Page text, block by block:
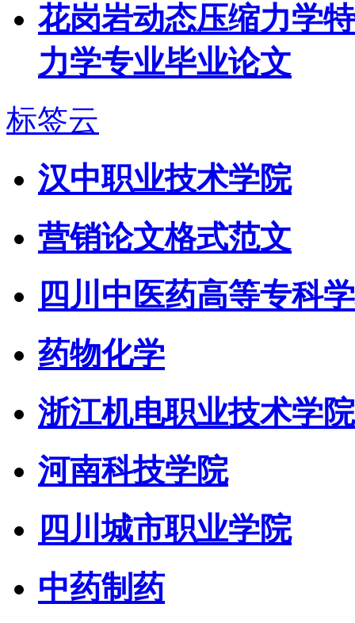
花岗岩动态压缩力学
力学专业毕业论文
标签云
汉中职业技术学院
营销论文格式范文
四川中医药高等专科
药物化学
浙江机电职业技术学院
河南科技学院
四川城市职业学院
中药制药